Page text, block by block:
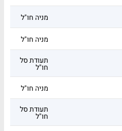
מניה חו"ל
מניה חו"ל
תעודת סל
חו"ל
מניה חו"ל
תעודת סל
חו"ל